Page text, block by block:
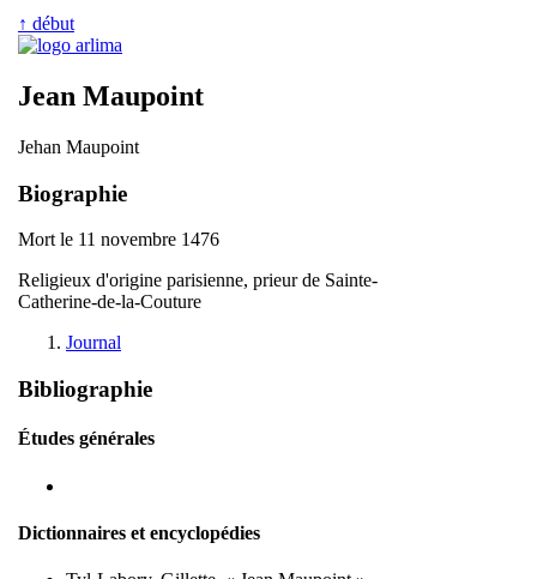
↑ début
Jean Maupoint
Jehan Maupoint
Biographie
Mort le 11 novembre 1476
Religieux d'origine parisienne, prieur de Sainte-
Catherine-de-la-Couture
Journal
Bibliographie
Études générales
Dictionnaires et encyclopédies